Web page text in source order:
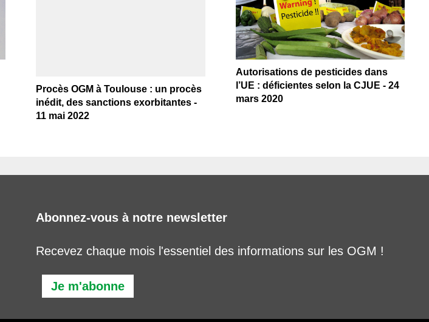
Procès OGM à Toulouse : un procès
inédit, des sanctions exorbitantes -
11 mai 2022
Autorisations de pesticides dans
l’UE : déficientes selon la CJUE - 24
mars 2020
Abonnez-vous à notre newsletter
Recevez chaque mois l'essentiel des informations sur les OGM !
Je m'abonne